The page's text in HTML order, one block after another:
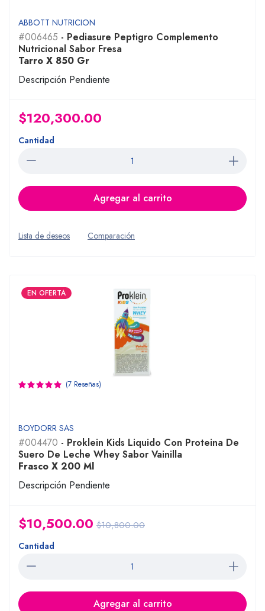
ABBOTT NUTRICION
#006465 - Pediasure Peptigro Complemento
Nutricional Sabor Fresa
Tarro X 850 Gr
Descripción Pendiente
$120,300.00
Cantidad
Agregar al carrito
Lista de deseos Comparación
EN OFERTA
(7 Reseñas)
BOYDORR SAS
#004470 - Proklein Kids Liquido Con Proteina De
Suero De Leche Whey Sabor Vainilla
Frasco X 200 Ml
Descripción Pendiente
$10,500.00 $10,800.00
Cantidad
Agregar al carrito